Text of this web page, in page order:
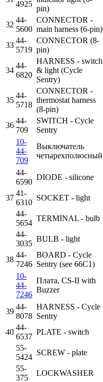
4925
pin)
32
44-
5600
CONNECTOR -
main harness (6-pin)
33
44-
5719
CONNECTOR (8-
pin)
34
44-
6820
HARNESS - switch
& light (Cycle
Sentry)
35
44-
5718
CONNECTOR -
thermostat harness
(8-pin)
36
44-
709
SWITCH - Cycle
Sentry
10-
44-
709
Выключатель
четырехполюсный
44-
6590
DIODE - silicone
37
41-
6310
SOCKET - light
44-
5654
TERMINAL - bulb
44-
3035
BULB - light
38
44-
7246
BOARD - Cycle
Sentry (see 66C1)
10-
44-
7246
Плата, CS-II with
Buzzer
39
44-
8078
HARNESS - Cycle
Sentry
40
44-
6537
PLATE - switch
55-
5424
SCREW - plate
55-
375
LOCKWASHER